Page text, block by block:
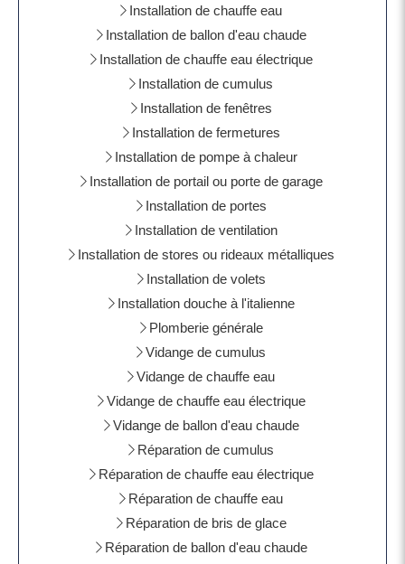
Installation de chauffe eau
Installation de ballon d'eau chaude
Installation de chauffe eau électrique
Installation de cumulus
Installation de fenêtres
Installation de fermetures
Installation de pompe à chaleur
Installation de portail ou porte de garage
Installation de portes
Installation de ventilation
Installation de stores ou rideaux métalliques
Installation de volets
Installation douche à l'italienne
Plomberie générale
Vidange de cumulus
Vidange de chauffe eau
Vidange de chauffe eau électrique
Vidange de ballon d'eau chaude
Réparation de cumulus
Réparation de chauffe eau électrique
Réparation de chauffe eau
Réparation de bris de glace
Réparation de ballon d'eau chaude